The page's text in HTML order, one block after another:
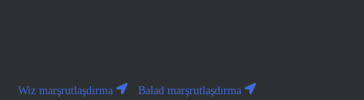
Wiz marşrutlaşdırma Balad marşrutlaşdırma